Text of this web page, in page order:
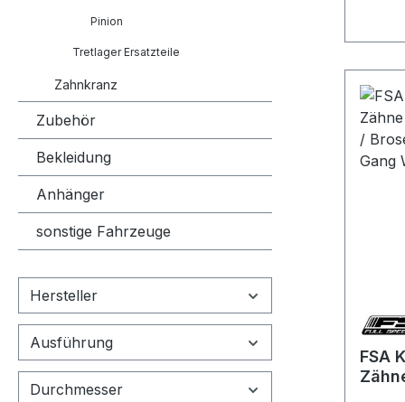
Pinion
Tretlager Ersatzteile
Zahnkranz
Zubehör
Bekleidung
Anhänger
sonstige Fahrzeuge
Hersteller
Ausführung
Durchmesser
FSA